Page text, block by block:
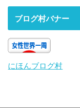
ブログ村バナー
にほんブログ村